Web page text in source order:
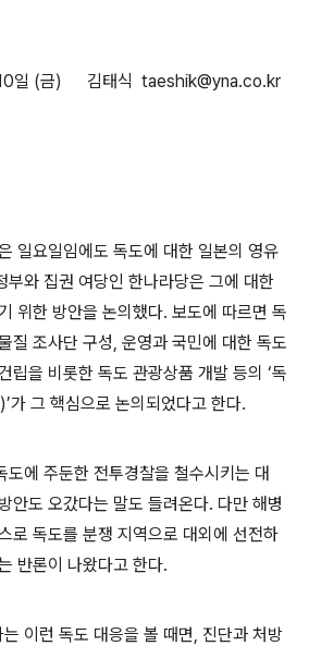
일 (금) 김태식 taeshik@yna.co.kr
일요일임에도 독도에 대한 일본의 영유
부와 집권 여당인 한나라당은 그에 대한
위한 방안을 논의했다. 보도에 따르면 독
질 조사단 구성, 운영과 국민에 대한 독도
립을 비롯한 독도 관광상품 개발 등의 ‘독
그 핵심으로 논의되었다고 한다.
도에 주둔한 전투경찰을 철수시키는 대
안도 오갔다는 말도 들려온다. 다만 해병
로 독도를 분쟁 지역으로 대외에 선전하
반론이 나왔다고 한다.
이런 독도 대응을 볼 때면, 진단과 처방